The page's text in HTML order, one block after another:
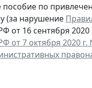
по
(за нарушение
от 16 сентября
от 7 октября 2020